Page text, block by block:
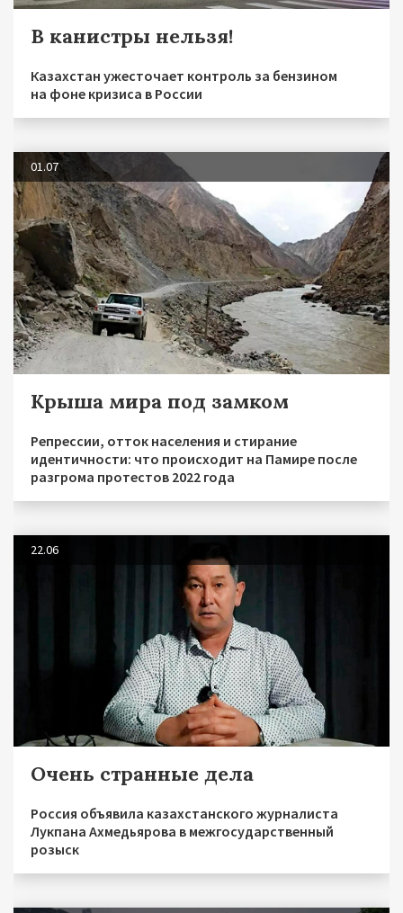
В канистры нельзя!
Казахстан ужесточает контроль за бензином
на фоне кризиса в России
01.07
Крыша мира под замком
Репрессии, отток населения и стирание
идентичности: что происходит на Памире после
разгрома протестов 2022 года
22.06
Очень странные дела
Россия объявила казахстанского журналиста
Лукпана Ахмедьярова в межгосударственный
розыск